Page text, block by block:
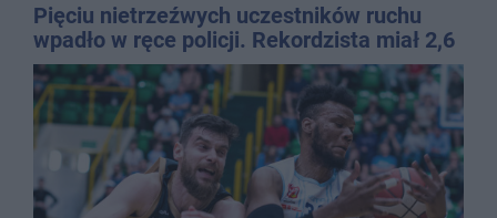
Pięciu nietrzeźwych uczestników ruchu
wpadło w ręce policji. Rekordzista miał 2,6
promila